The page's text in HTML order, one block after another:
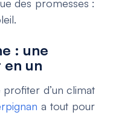
des promesses :
: une
un
d’un climat
a tout pour